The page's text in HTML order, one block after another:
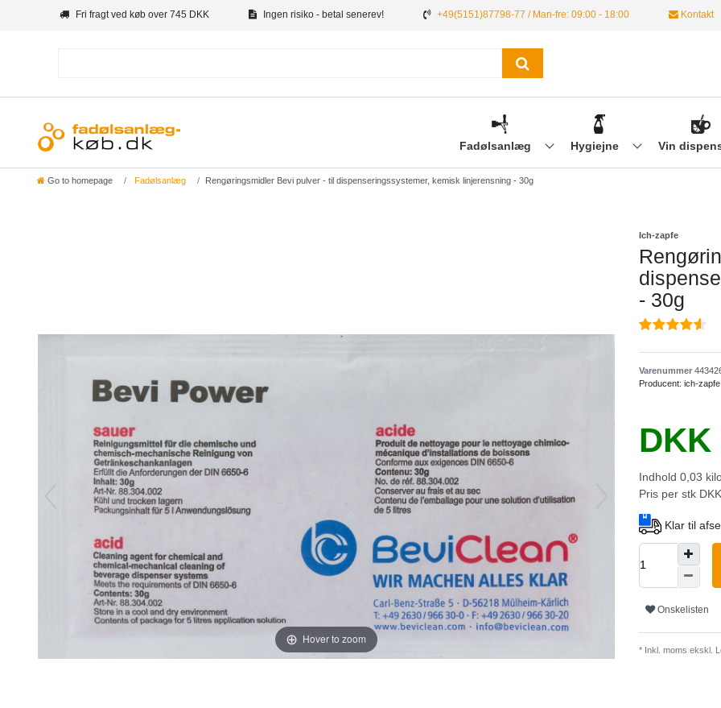
Fri fragt ved køb over 745 DKK Ingen risiko - betal senerev! +49(5151)87798-77 / Man-fre: 09:00 - 18:00 Kontakt
Fadølsanlæg Hygiejne Vin
Go to homepage Fadølsanlæg Rengøringsmidler Bevi pulver - til dispenseringssystemer, kemisk linjerensning - 30g
Hover to zoom
Ich-zapfe
- 30g
Varenummer
Producent: ich-zapfe
DKK
Indhold 0,03
Pris per stk
Klar til
Onskelisten
* Inkl. moms ekskl.